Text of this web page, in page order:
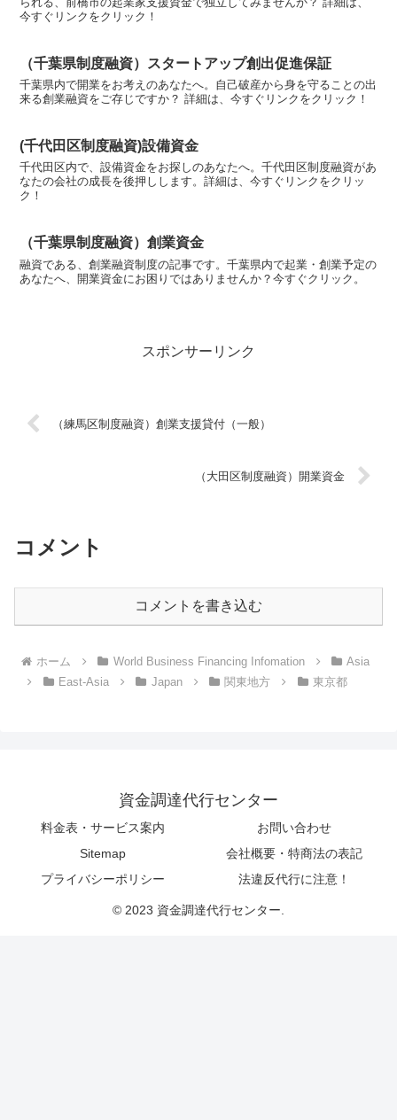
今すぐリンクをクリック！
（千葉県制度融資）スタートアップ創出促進保証
千葉県内で開業をお考えのあなたへ。自己破産から身を守ることの出
来る創業融資をご存じですか？ 詳細は、今すぐリンクをクリック！
(千代田区制度融資)設備資金
千代田区内で、設備資金をお探しのあなたへ。千代田区制度融資があ
なたの会社の成長を後押しします。詳細は、今すぐリンクをクリッ
ク！
（千葉県制度融資）創業資金
融資である、創業融資制度の記事です。千葉県内で起業・創業予定の
あなたへ、開業資金にお困りではありませんか？今すぐクリック。
スポンサーリンク
（練馬区制度融資）創業支援貸付（一般）
（大田区制度融資）開業資金
コメント
コメントを書き込む
ホーム World Business Financing Infomation
Asia
East-Asia
Japan 関東地方 東京都
資金調達代行センター
料金表・サービス案内
お問い合わせ
Sitemap
会社概要・特商法の表記
プライバシーポリシー
法違反代行に注意！
© 2023 資金調達代行センター.